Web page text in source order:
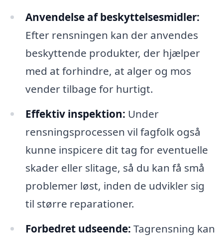
Anvendelse af beskyttelsesmidler:
Efter rensningen kan der anvendes
beskyttende produkter, der hjælper
med at forhindre, at alger og mos
vender tilbage for hurtigt.
Effektiv inspektion: Under
rensningsprocessen vil fagfolk også
kunne inspicere dit tag for eventuelle
skader eller slitage, så du kan få små
problemer løst, inden de udvikler sig
til større reparationer.
Forbedret udseende: Tagrensning kan